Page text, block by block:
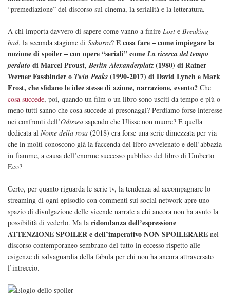
“premediazione” del discorso sul cinema, la serialità e la letteratura.
A chi importa davvero di sapere come vanno a finire Lost e Breaking
bad, la seconda stagione di Suburra? E cosa fare – come impiegare la
nozione di spoiler – con opere “seriali” comeLa ricerca del tempo
perduto di Marcel Proust,Berlin Alexanderplatz (1980) diRainer
Werner Fassbindero Twin Peaks (1990-2017) di David Lynch e Mark
Frost, che sfidano le idee stesse di azione, narrazione, evento? Che
cosa succede, poi, quando un film o un libro sono usciti da tempo e più o
meno tutti sanno che cosa succede ai presonaggi? Perdiamo forse interesse
nei confronti dell’Odissea sapendo che Ulisse non muore? E quella
dedicata al Nome della rosa (2018) era forse una serie dimezzata per via
che in molti conoscono già la faccenda del libro avvelenato e dell’abbazia
in fiamme, a causa dell’enorme successo pubblico del libro di Umberto
Eco?
Certo, per quanto riguarda le serie tv, la tendenza ad accompagnare lo
streaming di ogni episodio con commenti sui social network apre uno
spazio di divulgazione delle vicende narrate a chi ancora non ha avuto la
possibilità di vederlo. Ma la ridondanza dell’espressione
ATTENZIONE SPOILER e dell’imperativo NON SPOILERARE nel
discorso contemporaneo sembrano del tutto in eccesso rispetto alle
esigenze di salvaguardia della fabula per chi non ha ancora attraversato
l’intreccio.